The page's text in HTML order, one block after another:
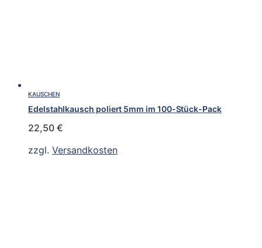
KAUSCHEN
Edelstahlkausch poliert 5mm im 100-Stück-Pack
22,50 €
zzgl. Versandkosten